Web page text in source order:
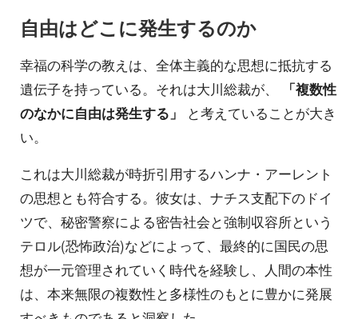
自由はどこに発生するのか
幸福の科学の教えは、全体主義的な思想に抵抗する
遺伝子を持っている。それは大川総裁が、
「複数性
のなかに自由は発生する」
と考えていることが大き
い。
これは大川総裁が時折引用するハンナ・アーレント
の思想とも符合する。彼女は、ナチス支配下のドイ
ツで、秘密警察による密告社会と強制収容所という
テロル(恐怖政治)などによって、最終的に国民の思
想が一元管理されていく時代を経験し、人間の本性
は、本来無限の複数性と多様性のもとに豊かに発展